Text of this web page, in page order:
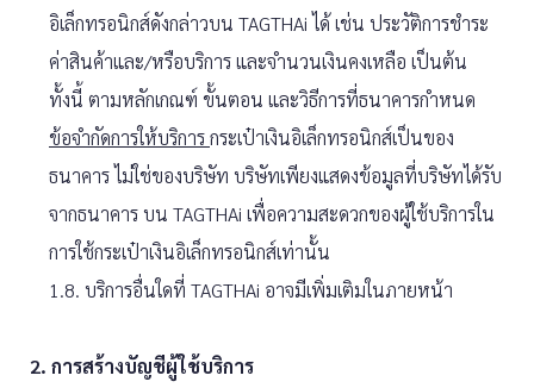
อิเล็กทรอนิกส์ดังกล่าวบน TAGTHAi ได้ เช่น ประวัติการชำระ
ค่าสินค้าและ/หรือบริการ และจำนวนเงินคงเหลือ เป็นต้น
ทั้งนี้ ตามหลักเกณฑ์ ขั้นตอน และวิธีการที่ธนาคารกำหนด
ข้อจำกัดการให้บริการกระเป๋าเงินอิเล็กทรอนิกส์เป็นของ
ธนาคาร ไม่ใช่ของบริษัท บริษัทเพียงแสดงข้อมูลที่บริษัทได้รับ
จากธนาคาร บน TAGTHAi เพื่อความสะดวกของผู้ใช้บริการใน
การใช้กระเป๋าเงินอิเล็กทรอนิกส์เท่านั้น
1.8. บริการอื่นใดที่ TAGTHAi อาจมีเพิ่มเติมในภายหน้า
2. การสร้างบัญชีผู้ใช้บริการ